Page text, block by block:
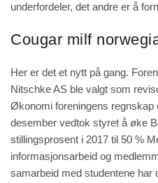
underfordeler, det andre er å
Cougar milf
Her er det et nytt på gang.
Nitschke AS ble valgt som
Økonomi foreningens regnskap
desember vedtok styret å øke
stillingsprosent i 2017 til 50 %
informasjonsarbeid og
samarbeid med studentene har